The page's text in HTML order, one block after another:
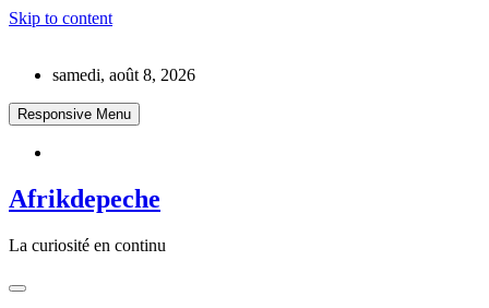
Skip to content
samedi, août 8, 2026
Responsive Menu
Afrikdepeche
La curiosité en continu